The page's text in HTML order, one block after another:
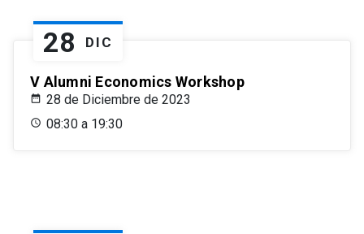
28 DIC
V Alumni Economics Workshop
28 de Diciembre de 2023
08:30 a 19:30